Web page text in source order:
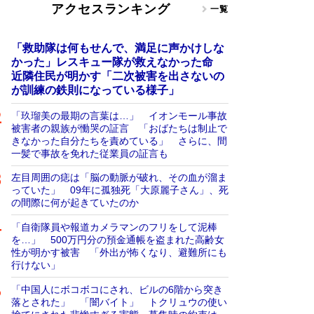
アクセスランキング 一覧
「救助隊は何もせんで、満足に声かけしな
かった」レスキュー隊が救えなかった命
近隣住民が明かす「二次被害を出さないの
が訓練の鉄則になっている様子」
「玖瑠美の最期の言葉は…」 イオンモール事故
被害者の親族が慟哭の証言 「おばたちは制止で
きなかった自分たちを責めている」 さらに、間
一髪で事故を免れた従業員の証言も
左目周囲の痣は「脳の動脈が破れ、その血が溜ま
っていた」 09年に孤独死「大原麗子さん」、死
の間際に何が起きていたのか
「自衛隊員や報道カメラマンのフリをして泥棒
を…」 500万円分の預金通帳を盗まれた高齢女
性が明かす被害 「外出が怖くなり、避難所にも
行けない」
「中国人にボコボコにされ、ビルの6階から突き
落とされた」 「闇バイト」 トクリュウの使い